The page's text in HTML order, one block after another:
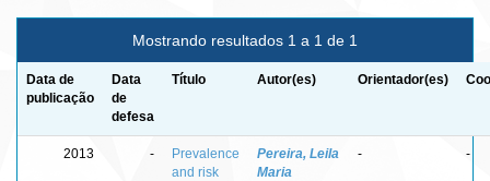
Mostrando resultados 1 a 1 de 1
Data de
publicação
Data
de
defesa
Título Autor(es) Orientador(es)
2013 -
Prevalence
and risk
Pereira, Leila
Maria
- -